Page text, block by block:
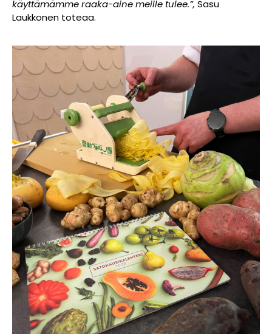
käyttämämme raaka-aine meille tulee.”, Sasu
Laukkonen toteaa.